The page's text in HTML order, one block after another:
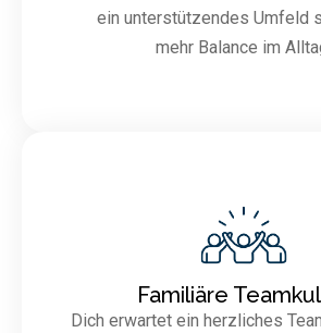
ein unterstützendes Umfeld
mehr Balance im
Familiäre
Dich erwartet ein herzliches